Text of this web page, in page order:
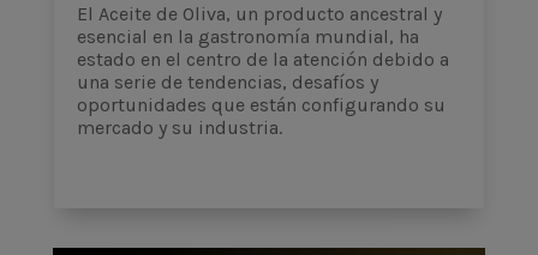
El Aceite de Oliva, un producto ancestral y
esencial en la gastronomía mundial, ha
estado en el centro de la atención debido a
una serie de tendencias, desafíos y
oportunidades que están configurando su
mercado y su industria.